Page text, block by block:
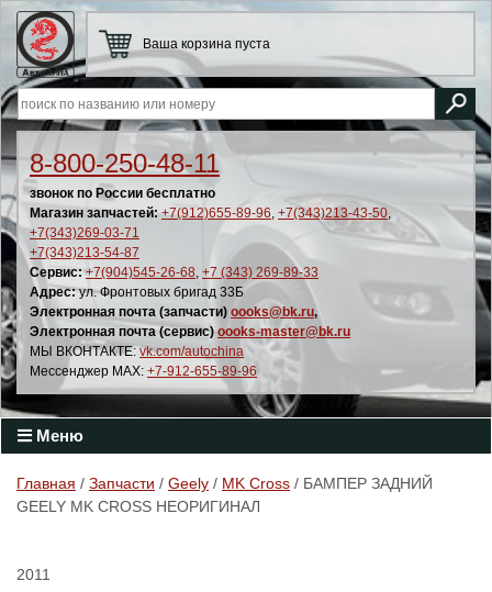
8-800-250-48-11
звонок по России бесплатно
Магазин запчастей: +7(912)655-89-96, +7(343)213-43-50,
+7(343)269-03-71
+7(343)213-54-87
Сервис: +7(904)545-26-68, +7 (343) 269-89-33
Адрес:ул. Фронтовых бригад 33Б
Электронная почта (запчасти) oooks@bk.ru,
Электронная почта (сервис) oooks-master@bk.ru
МЫ ВКОНТАКТЕ: vk.com/autochina
Мессенджер MAX: +7-912-655-89-96
Ваша корзина пуста
Меню
Главная / Запчасти / Geely / MK Cross / БАМПЕР ЗАДНИЙ
GEELY MK CROSS НЕОРИГИНАЛ
2011